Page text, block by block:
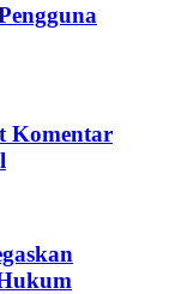
Komentar